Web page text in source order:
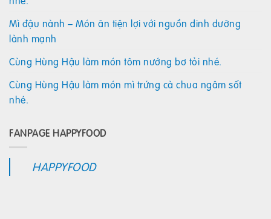
Mì đậu nành – Món ăn tiện lợi với nguồn dinh dưỡng
lành mạnh
Cùng Hùng Hậu làm món tôm nướng bơ tỏi nhé.
Cùng Hùng Hậu làm món mì trứng cà chua ngâm sốt
nhé.
FANPAGE HAPPYFOOD
HAPPYFOOD